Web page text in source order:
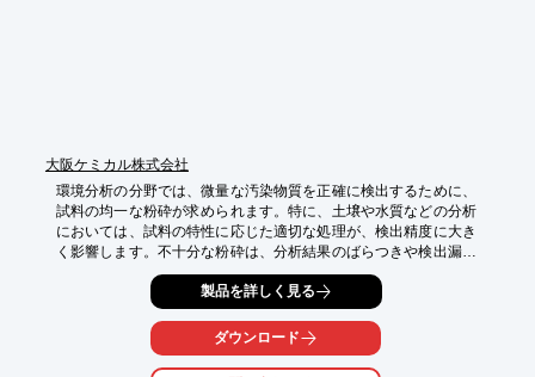
大阪ケミカル株式会社
環境分析の分野では、微量な汚染物質を正確に検出するために、
試料の均一な粉砕が求められます。特に、土壌や水質などの分析
においては、試料の特性に応じた適切な処理が、検出精度に大き
く影響します。不十分な粉砕は、分析結果のばらつきや検出漏れ
につながる可能性があります。当ラボ用ポータブル粉砕機『LAB
MILL II』は、ハイパワーと多様な粉砕容器により、様々な試料を
短時間で均一に粉砕し、分析精度の向上をサポートします。
【活用シーン】
・土壌などの環境試料の前処理
製品を詳しく見る
ダウンロード